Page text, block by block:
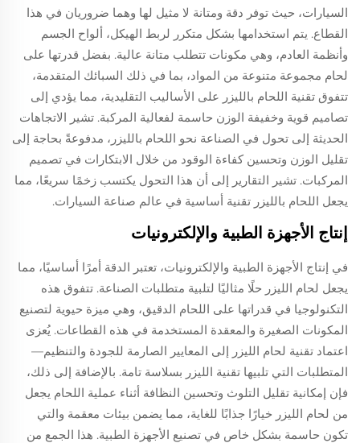
السيارات، حيث توفر دقة ومتانة لا مثيل لها وهما ضروريان في هذا
القطاع. يتم استخدامها بشكل متكرر لربط الهيكل، ألواح الجسم
وأنظمة العادم، وهي مكونات تتطلب متانة عالية. بفضل قدرتها على
لحام مجموعة متنوعة من المواد، بما في ذلك السبائك المتقدمة،
تتفوق تقنية اللحام بالليزر على الأساليب التقليدية، مما يؤدي إلى
تصاميم قوية وخفيفة الوزن حاسمة لفعالية المركبة. تشير الاتجاهات
الحديثة إلى تحول في الصناعة نحو اللحام بالليزر، مدفوعةً بحاجة إلى
تقليل الوزن وتحسين كفاءة الوقود من خلال الابتكارات في تصميم
المركبات. تشير التقارير إلى أن هذا التحول يكتسب زخمًا سريعًا، مما
يجعل اللحام بالليزر تقنية أساسية في عالم صناعة السيارات.
إنتاج الأجهزة الطبية والإلكترونيات
في إنتاج الأجهزة الطبية والإلكترونيات، تعتبر الدقة أمرًا أساسيًا، مما
يجعل لحام الليزر حلًا مثاليًا لتلبية متطلبات الصناعة. تتفوق هذه
التكنولوجيا في قدراتها على اللحام الدقيق، وهي ميزة حيوية لتصنيع
المكونات الصغيرة والمعقدة المستخدمة في هذه القطاعات. يُعزى
اعتماد تقنية لحام الليزر إلى المعايير الصارمة للجودة والتنظيم—
المتطلبات التي تلبيها تقنية الليزر بسلاسة تامة. بالإضافة إلى ذلك،
فإن إمكانية تقليل التلوث وتحسين النظافة أثناء عملية اللحام يجعل
من لحام الليزر خيارًا جذابًا للغاية، مما يضمن بيئات معقمة والتي
تكون حاسمة بشكل خاص في تصنيع الأجهزة الطبية. هذا الجمع من